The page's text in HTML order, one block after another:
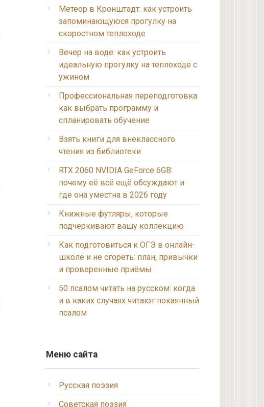
Метеор в Кронштадт: как устроить
запоминающуюся прогулку на
скоростном теплоходе
Вечер на воде: как устроить
идеальную прогулку на теплоходе с
ужином
Профессиональная переподготовка:
как выбрать программу и
спланировать обучение
Взять книги для внеклассного
чтения из библиотеки
RTX 2060 NVIDIA GeForce 6GB:
почему её всё ещё обсуждают и
где она уместна в 2026 году
Книжные футляры, которые
подчеркивают вашу коллекцию
Как подготовиться к ОГЭ в онлайн-
школе и не сгореть: план, привычки
и проверенные приёмы
50 псалом читать на русском: когда
и в каких случаях читают покаянный
псалом
Меню сайта
Русская поэзия
Советская поэзия